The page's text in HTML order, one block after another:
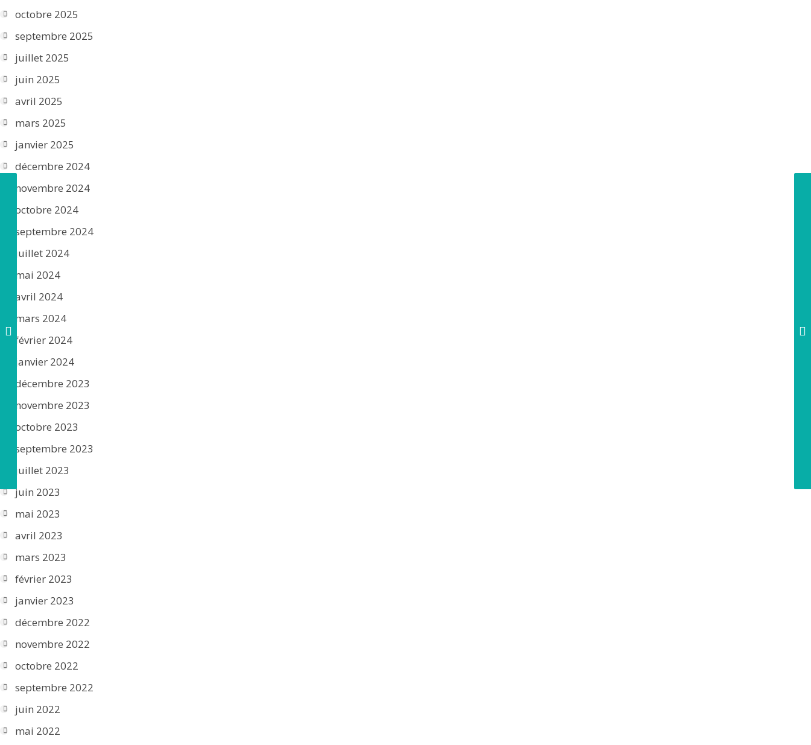
octobre 2025
septembre 2025
juillet 2025
juin 2025
avril 2025
mars 2025
janvier 2025
décembre 2024
novembre 2024
octobre 2024
septembre 2024
juillet 2024
mai 2024
avril 2024
mars 2024
février 2024
janvier 2024
décembre 2023
novembre 2023
octobre 2023
septembre 2023
juillet 2023
juin 2023
mai 2023
avril 2023
mars 2023
février 2023
janvier 2023
décembre 2022
novembre 2022
octobre 2022
septembre 2022
juin 2022
mai 2022